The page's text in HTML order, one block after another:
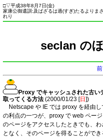
□▽平成38年8月7日(金)
家康公御遺訓:及ばざるは過(すぎ)たるよりまさ
れり
seclan の
前|
Proxy でキャッシュされた古い
取ってくる方法 (2000/01/23 [日 ])
Netscape や IE では proxy を経由
の利点の一つが、proxy で web ペー
のページをアクセスしたときでも、
となく、そのページを得ることがで